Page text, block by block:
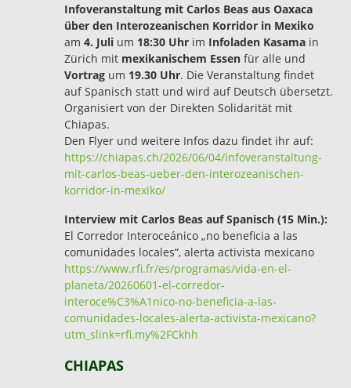
Infoveranstaltung mit Carlos Beas aus Oaxaca
über den Interozeanischen Korridor in Mexiko
am4. Juli um 18:30 Uhr im Infoladen Kasama in
Zürich mit mexikanischem Essen für alle und
Vortrag um 19.30 Uhr. Die Veranstaltung findet
auf Spanisch statt und wird auf Deutsch übersetzt.
Organisiert von der Direkten Solidarität mit
Chiapas.
Den Flyer und weitere Infos dazu findet ihr auf:
https://chiapas.ch/2026/06/04/infoveranstaltung-
mit-carlos-beas-ueber-den-interozeanischen-
korridor-in-mexiko/
Interview mit Carlos Beas auf Spanisch (15 Min.):
El Corredor Interoceánico „no beneficia a las
comunidades locales“, alerta activista mexicano
https://www.rfi.fr/es/programas/vida-en-el-
planeta/20260601-el-corredor-
interoce%C3%A1nico-no-beneficia-a-las-
comunidades-locales-alerta-activista-mexicano?
utm_slink=rfi.my%2FCkhh
CHIAPAS